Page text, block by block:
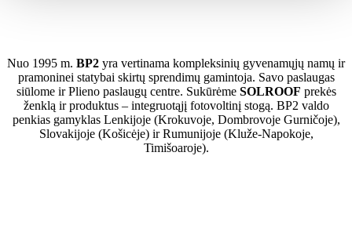
Nuo 1995 m. BP2 yra vertinama kompleksinių gyvenamųjų namų ir
pramoninei statybai skirtų sprendimų gamintoja. Savo paslaugas
siūlome ir Plieno paslaugų centre. Sukūrėme SOLROOF prekės
ženklą ir produktus – integruotąjį fotovoltinį stogą. BP2 valdo
penkias gamyklas Lenkijoje (Krokuvoje, Dombrovoje Gurničoje),
Slovakijoje (Košicėje) ir Rumunijoje (Kluže-Napokoje,
Timišoaroje).